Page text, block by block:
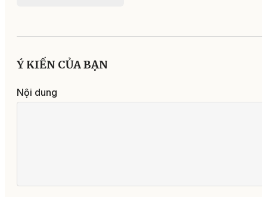
Ý KIẾN CỦA BẠN
Nội dung